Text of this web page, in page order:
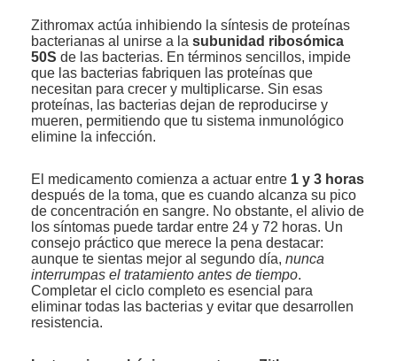
Zithromax actúa inhibiendo la síntesis de proteínas
bacterianas al unirse a la subunidad ribosómica
50S de las bacterias. En términos sencillos, impide
que las bacterias fabriquen las proteínas que
necesitan para crecer y multiplicarse. Sin esas
proteínas, las bacterias dejan de reproducirse y
mueren, permitiendo que tu sistema inmunológico
elimine la infección.
El medicamento comienza a actuar entre 1 y 3 horas
después de la toma, que es cuando alcanza su pico
de concentración en sangre. No obstante, el alivio de
los síntomas puede tardar entre 24 y 72 horas. Un
consejo práctico que merece la pena destacar:
aunque te sientas mejor al segundo día, nunca
interrumpas el tratamiento antes de tiempo.
Completar el ciclo completo es esencial para
eliminar todas las bacterias y evitar que desarrollen
resistencia.